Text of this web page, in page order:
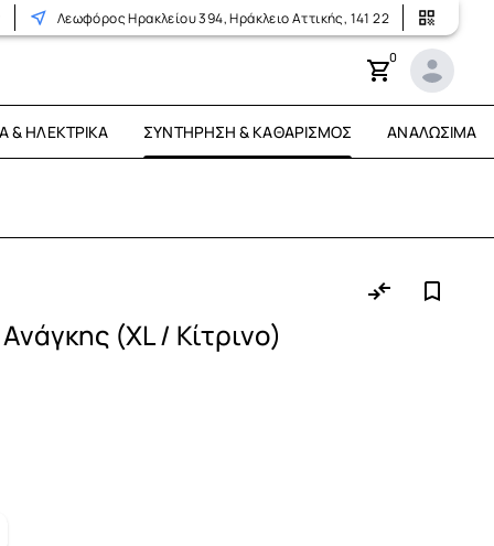
Λεωφόρος Ηρακλείου 394, Ηράκλειο Αττικής, 141 22
0
& ΗΛΕΚΤΡΙΚΆ ΣΥΝΤΉΡΗΣΗ & ΚΑΘΑΡΙΣΜΌΣ ΑΝΑΛΏΣΙΜΑ
(XL / Κίτρινο)